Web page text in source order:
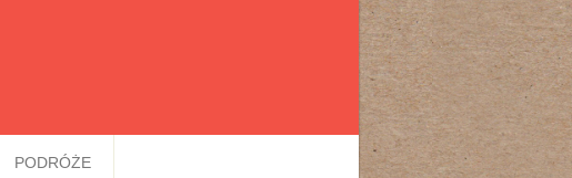
PODRÓŻE